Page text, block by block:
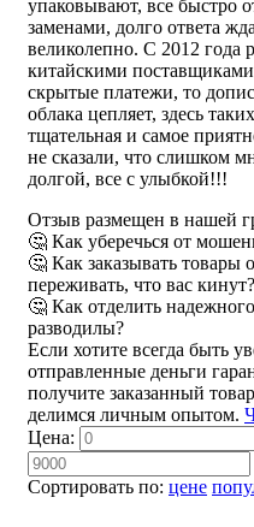
упаковывают, все быстро
заменами, долго ответа
великолепно. С 2012 года
китайскими
скрытые платежи, то
облака цепляет, здесь
тщательная и самое
не сказали, что слишком
долгой, все с улыбкой!!!
Отзыв размещен в нашей
🤔 Как уберечься от
🤔 Как заказывать товары
переживать, что вас кинут?
🤔 Как отделить
разводилы?
Если хотите всегда быть
отправленные деньги
получите заказанный
делимся личным опытом.
Сортировать по: цене
Цена: